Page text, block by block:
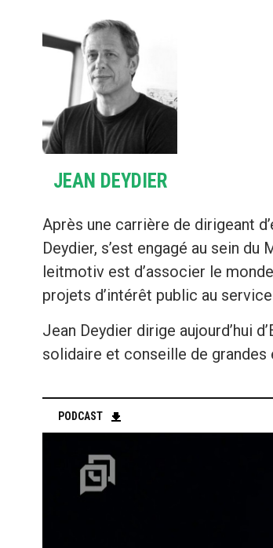
JEAN DEYDIER
Après une carrière de dirigeant
Deydier, s’est engagé au sein
leitmotiv est d’associer le
projets d’intérêt public au
Jean Deydier dirige aujourd’hui
solidaire et conseille de grandes
PODCAST